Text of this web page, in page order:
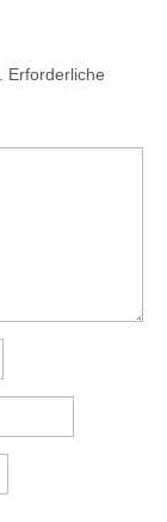
Erforderliche